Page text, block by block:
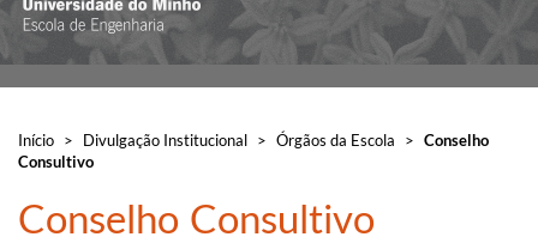
Início > Divulgação Institucional > Órgãos da Escola > Conselho
Consultivo
​Conselho Consultivo